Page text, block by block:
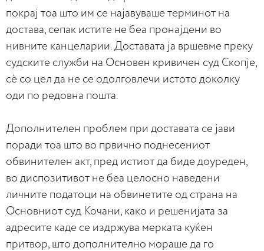
покрај тоа што им се најавуваше терминот на
достава, сепак истите не беа пронајдени во
нивните канцеларии. Доставата ја вршевме преку
судските служби на Основен кривичен суд Скопје,
сѐ со цел да не се одолговлечи истото доколку
оди по редовна пошта.
Дополнителен проблем при доставата се јави
поради тоа што во првично поднесениот
обвинителен акт, пред истиот да биде доуреден,
во диспозитивот не беа целосно наведени
личните податоци на обвинетите од страна на
Основниот суд Кочани, како и решенијата за
адресите каде се издржува мерката куќен
притвор, што дополнително мораше да го